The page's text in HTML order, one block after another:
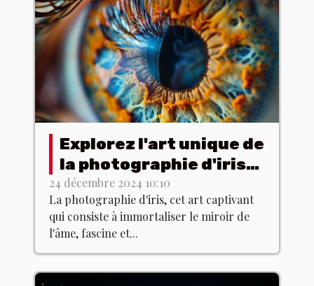
Explorez l'art unique de
la photographie d'iris
et ses tendances
actuelles
24 décembre 2024 10:10
La photographie d'iris, cet art captivant
qui consiste à immortaliser le miroir de
l'âme, fascine et...